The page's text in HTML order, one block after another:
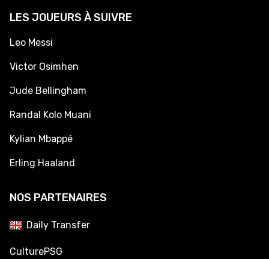
LES JOUEURS À SUIVRE
Leo Messi
Victor Osimhen
Jude Bellingham
Randal Kolo Muani
Kylian Mbappé
Erling Haaland
NOS PARTENAIRES
Daily Transfer
CulturePSG